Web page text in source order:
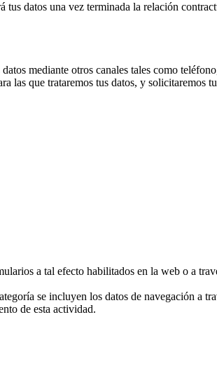
tus datos una vez terminada la relación
mediante otros canales tales como
las que trataremos tus datos, y solicitaremos
a tal efecto habilitados en la web o a
se incluyen los datos de navegación a
de esta actividad.